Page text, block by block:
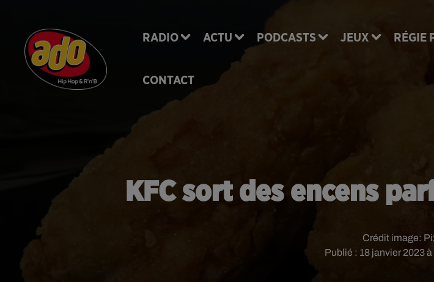
RADIO ACTU PODCASTS JEUX RÉGIE
CONTACT
KFC sort des encens
Publié : 18 janvier 2023 à
Crédit image: